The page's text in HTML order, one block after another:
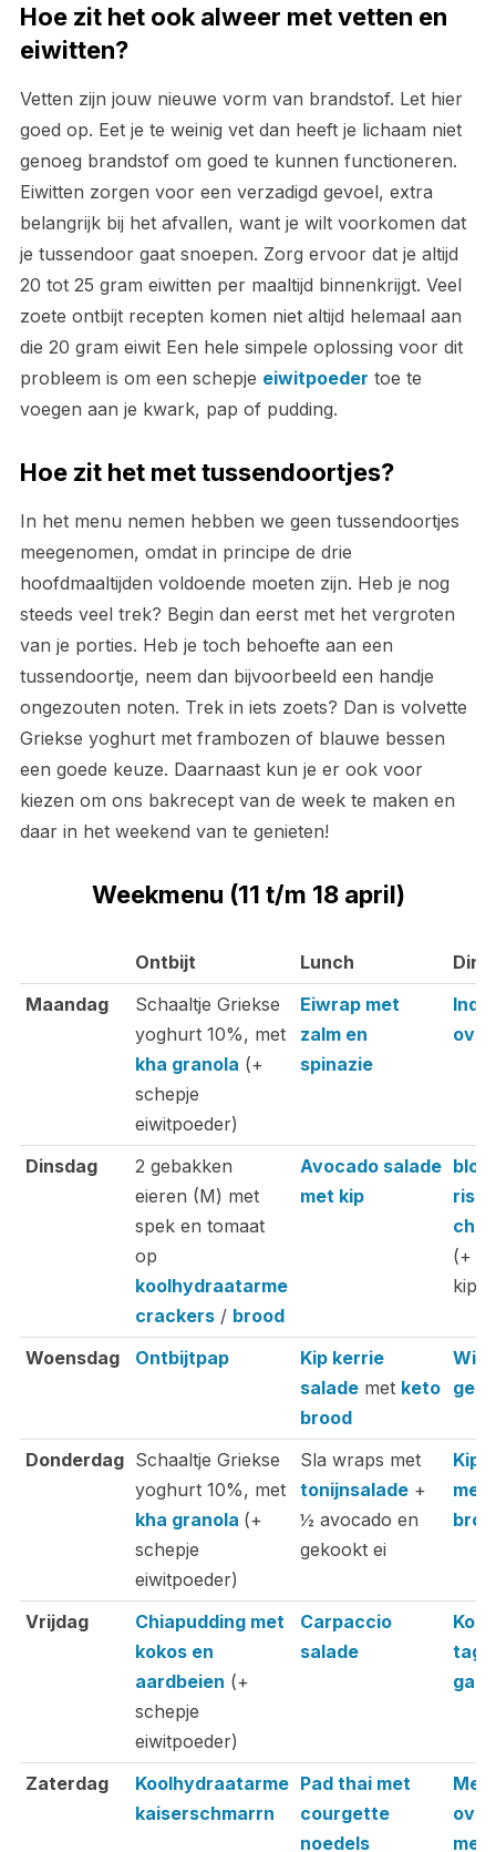
Hoe zit het ook alweer met vetten en
eiwitten?
Vetten zijn jouw nieuwe vorm van brandstof. Let hier
goed op. Eet je te weinig vet dan heeft je lichaam niet
genoeg brandstof om goed te kunnen functioneren.
Eiwitten zorgen voor een verzadigd gevoel, extra
belangrijk bij het afvallen, want je wilt voorkomen dat
je tussendoor gaat snoepen. Zorg ervoor dat je altijd
20 tot 25 gram eiwitten per maaltijd binnenkrijgt. Veel
zoete ontbijt recepten komen niet altijd helemaal aan
die 20 gram eiwit Een hele simpele oplossing voor dit
probleem is om een schepje eiwitpoeder toe te
voegen aan je kwark, pap of pudding.
Hoe zit het met tussendoortjes?
In het menu nemen hebben we geen tussendoortjes
meegenomen, omdat in principe de drie
hoofdmaaltijden voldoende moeten zijn. Heb je nog
steeds veel trek? Begin dan eerst met het vergroten
van je porties. Heb je toch behoefte aan een
tussendoortje, neem dan bijvoorbeeld een handje
ongezouten noten. Trek in iets zoets? Dan is volvette
Griekse yoghurt met frambozen of blauwe bessen
een goede keuze. Daarnaast kun je er ook voor
kiezen om ons bakrecept van de week te maken en
daar in het weekend van te genieten!
Weekmenu (11 t/m 18 april)
Ontbijt Lunch
Ontbijt
Lunch
Maandag
Schaaltje Griekse
yoghurt 10%, met
kha granola (+
schepje
eiwitpoeder)
Eiwrap met
zalm en
spinazie
Dinsdag
2 gebakken
eieren (M) met
spek en tomaat
op
koolhydraatarme
crackers/ brood
Avocado salade
met kip
(+
Woensdag Ontbijtpap
Kip kerrie
salademet keto
brood
Donderdag Schaaltje Griekse
yoghurt 10%, met
kha granola (+
schepje
eiwitpoeder)
Sla wraps met
tonijnsalade+
½ avocado en
gekookt ei
Kip
met
Vrijdag
Chiapudding met
kokos en
aardbeien (+
schepje
eiwitpoeder)
Carpaccio
salade
Zaterdag
Koolhydraatarme
kaiserschmarrn
Pad thai met
courgette
noedels
met